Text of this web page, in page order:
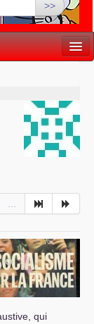
>>
qui